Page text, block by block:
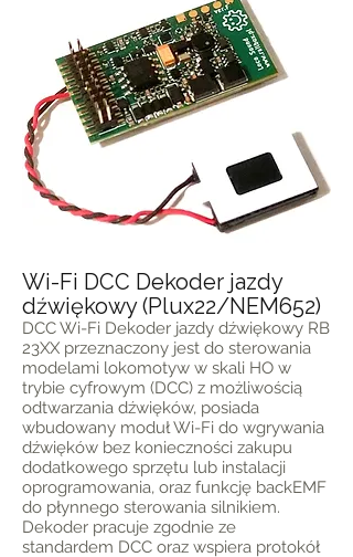
Wi-Fi DCC Dekoder jazdy
dźwiękowy (Plux22/NEM652)
DCC Wi-Fi Dekoder jazdy dźwiękowy RB
23XX przeznaczony jest do sterowania
modelami lokomotyw w skali HO w
trybie cyfrowym (DCC) z możliwością
odtwarzania dźwięków, posiada
wbudowany moduł Wi-Fi do wgrywania
dźwięków bez konieczności zakupu
dodatkowego sprzętu lub instalacji
oprogramowania, oraz funkcję backEMF
do płynnego sterowania silnikiem.
Dekoder pracuje zgodnie ze
standardem DCC oraz wspiera protokół